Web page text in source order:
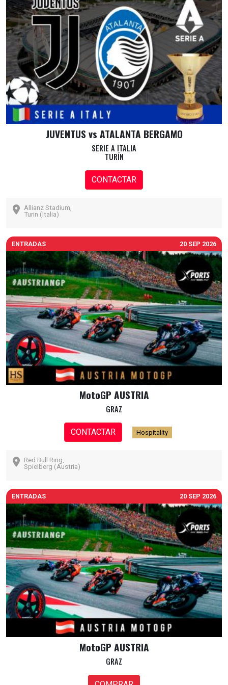
JUVENTUS vs ATALANTA BERGAMO
SERIE A ITALIA
TURÍN
CONTACTAR
Allianz Stadium,
Turin (Italia)
ENTRADAS 20 SEP 2026
MotoGP AUSTRIA
GRAZ
CONTACTAR Hospitality
Red Bull Ring,
Spielberg (Austria)
ENTRADAS 20 SEP 2026
MotoGP AUSTRIA
GRAZ